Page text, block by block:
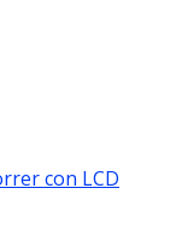
con LCD